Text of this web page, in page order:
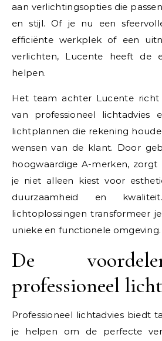
aan verlichtingsopties die
en stijl. Of je nu een
efficiënte werkplek of een
verlichten, Lucente heeft de
helpen.
Het team achter Lucente
van professioneel lichtadvies
lichtplannen die rekening
wensen van de klant. Door
hoogwaardige A-merken,
je niet alleen kiest voor
duurzaamheid en
lichtoplossingen transformeer
unieke en functionele omgeving.
De
professioneel
Professioneel lichtadvies biedt
je helpen om de perfecte